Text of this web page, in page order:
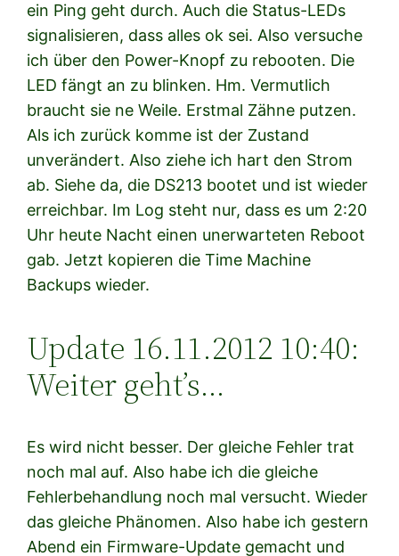
ein Ping geht durch. Auch die Status-LEDs
signalisieren, dass alles ok sei. Also versuche
ich über den Power-Knopf zu rebooten. Die
LED fängt an zu blinken. Hm. Vermutlich
braucht sie ne Weile. Erstmal Zähne putzen.
Als ich zurück komme ist der Zustand
unverändert. Also ziehe ich hart den Strom
ab. Siehe da, die DS213 bootet und ist wieder
erreichbar. Im Log steht nur, dass es um 2:20
Uhr heute Nacht einen unerwarteten Reboot
gab. Jetzt kopieren die Time Machine
Backups wieder.
Update 16.11.2012 10:40:
Weiter geht’s…
Es wird nicht besser. Der gleiche Fehler trat
noch mal auf. Also habe ich die gleiche
Fehlerbehandlung noch mal versucht. Wieder
das gleiche Phänomen. Also habe ich gestern
Abend ein Firmware-Update gemacht und